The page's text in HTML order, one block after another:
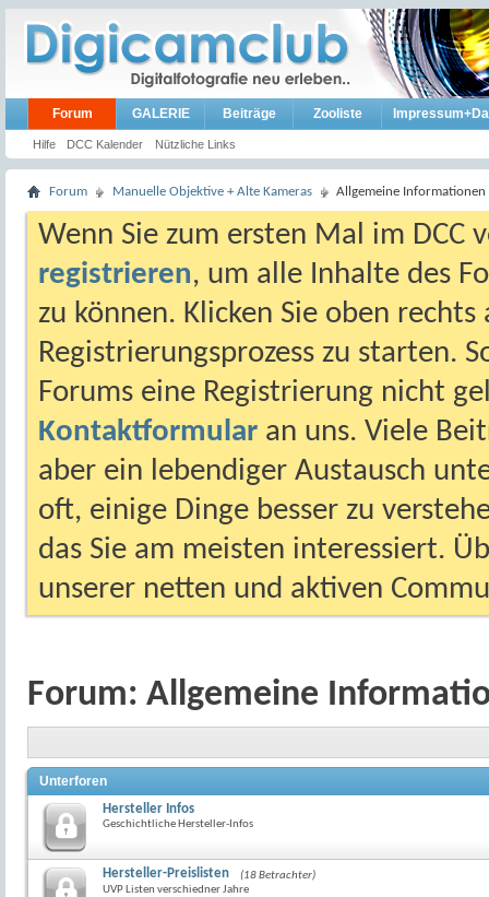
Forum
Hilfe DCC Kalender Nützliche Links
GALERIE Beiträge Zooliste
Forum Manuelle Objektive + Alte Kameras Allgemeine Informationen
Wenn Sie zum ersten Mal im DCC
registrieren, um alle Inhalte des
zu können. Klicken Sie oben
Registrierungsprozess zu starten.
Forums eine Registrierung nicht
Kontaktformular an uns. Viele
aber ein lebendiger Austausch
oft, einige Dinge besser zu
das Sie am meisten interessiert.
unserer netten und aktiven
Forum: Allgemeine
Unterforen
Hersteller Infos
Geschichtliche Hersteller-Infos
Hersteller-Preislisten
(18 Betrachter)
UVP Listen verschiedner Jahre